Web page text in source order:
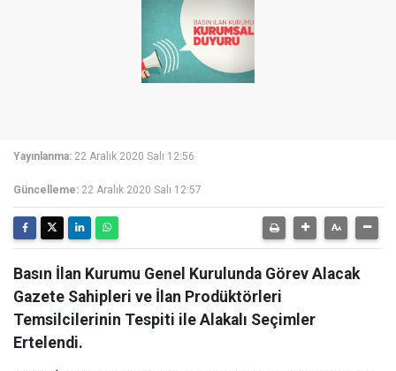
Yayınlanma: 22 Aralık 2020 Salı 12:56
Güncelleme: 22 Aralık 2020 Salı 12:57
Basın İlan Kurumu Genel Kurulunda Görev Alacak
Gazete Sahipleri ve İlan Prodüktörleri
Temsilcilerinin Tespiti ile Alakalı Seçimler
Ertelendi.